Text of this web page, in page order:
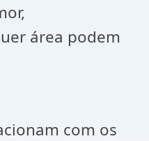
área podem
com os